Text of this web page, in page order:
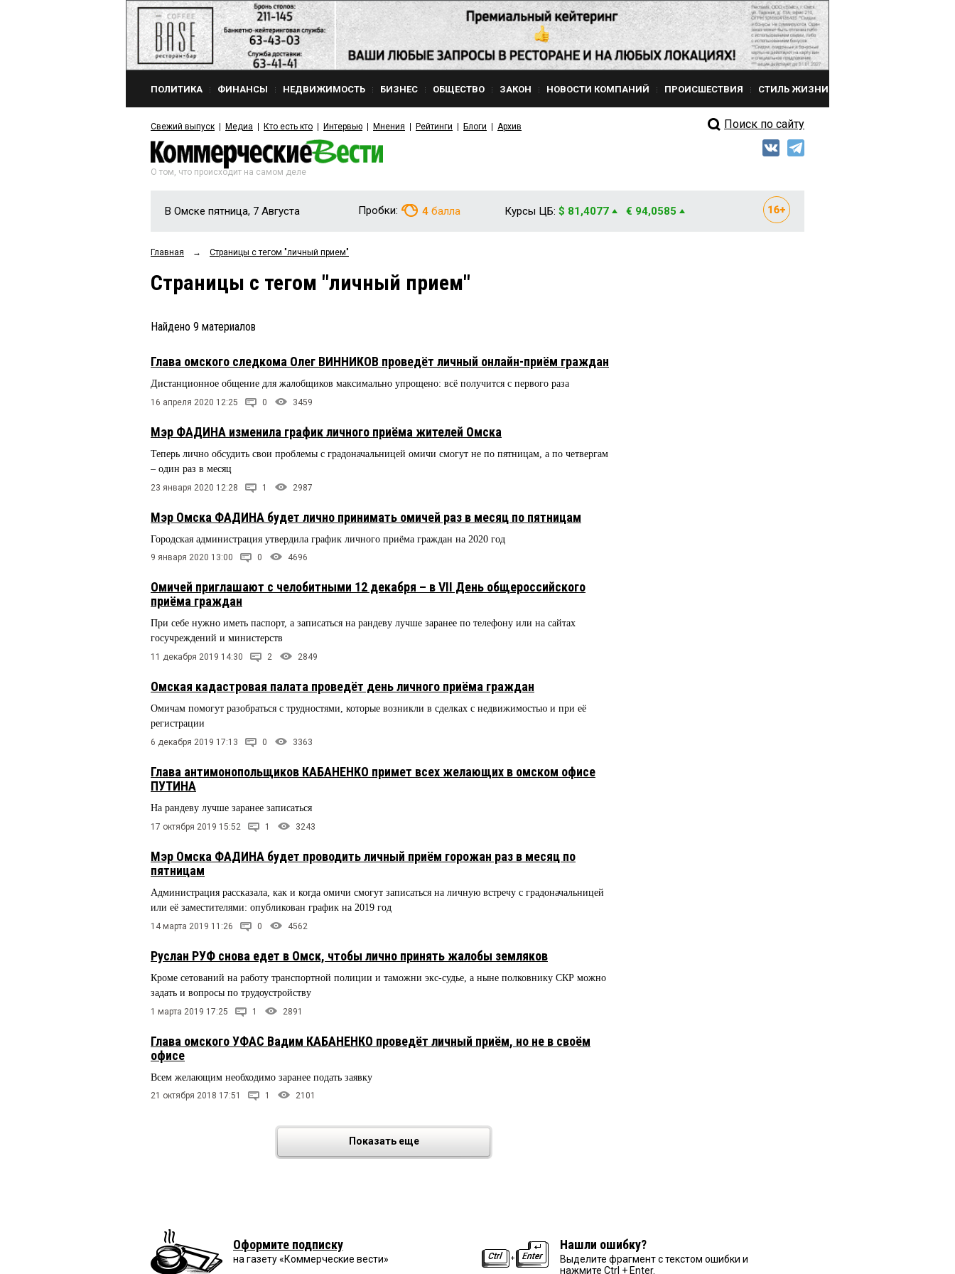
ПОЛИТИКА ФИНАНСЫ НЕДВИЖИМОСТЬ БИЗНЕС ОБЩЕСТВО ЗАКОН НОВОСТИ КОМПАНИЙ ПРОИСШЕСТВИЯ СТИЛЬ ЖИЗНИ
Свежий выпуск Медиа Кто есть кто Интервью Мнения Рейтинги Блоги Архив Поиск по сайту
О том, что происходит на самом деле
В Омске пятница, 7 Августа Пробки: 4 балла Курсы ЦБ: $ 81,4077 € 94,0585
Главная → Страницы c тегом "личный прием"
Страницы c тегом "личный прием"
Найдено 9 материалов
Глава омского следкома Олег ВИННИКОВ проведёт личный онлайн-приём граждан
Дистанционное общение для жалобщиков максимально упрощено: всё получится с первого раза
16 апреля 2020 12:25 0 3459
Мэр ФАДИНА изменила график личного приёма жителей Омска
Теперь лично обсудить свои проблемы с градоначальницей омичи смогут не по пятницам, а по четвергам
– один раз в месяц
23 января 2020 12:28 1 2987
Мэр Омска ФАДИНА будет лично принимать омичей раз в месяц по пятницам
Городская администрация утвердила график личного приёма граждан на 2020 год
9 января 2020 13:00 0 4696
Омичей приглашают с челобитными 12 декабря – в VII День общероссийского
приёма граждан
При себе нужно иметь паспорт, а записаться на рандеву лучше заранее по телефону или на сайтах
госучреждений и министерств
11 декабря 2019 14:30 2 2849
Омская кадастровая палата проведёт день личного приёма граждан
Омичам помогут разобраться с трудностями, которые возникли в сделках с недвижимостью и при её
регистрации
6 декабря 2019 17:13 0 3363
Глава антимонопольщиков КАБАНЕНКО примет всех желающих в омском офисе
ПУТИНА
На рандеву лучше заранее записаться
17 октября 2019 15:52 1 3243
Мэр Омска ФАДИНА будет проводить личный приём горожан раз в месяц по
пятницам
Администрация рассказала, как и когда омичи смогут записаться на личную встречу с градоначальницей
или её заместителями: опубликован график на 2019 год
14 марта 2019 11:26 0 4562
Руслан РУФ снова едет в Омск, чтобы лично принять жалобы земляков
Кроме сетований на работу транспортной полиции и таможни экс-судье, а ныне полковнику СКР можно
задать и вопросы по трудоустройству
1 марта 2019 17:25 1 2891
Глава омского УФАС Вадим КАБАНЕНКО проведёт личный приём, но не в своём
офисе
Всем желающим необходимо заранее подать заявку
21 октября 2018 17:51 1 2101
Показать еще
Оформите подписку
на газету «Коммерческие вести»
Нашли ошибку?
Выделите фрагмент с текстом ошибки и
нажмите Ctrl + Enter.